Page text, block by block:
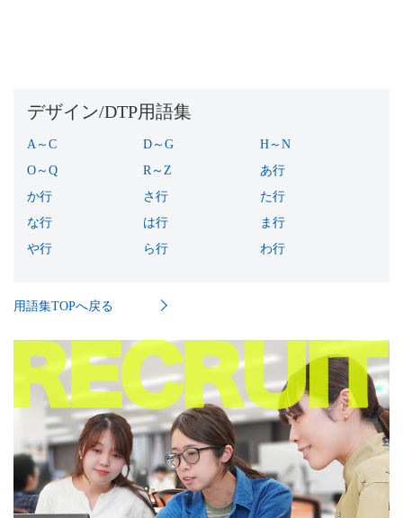
デザイン/DTP用語集
A～C D～G H～N(8)
O～Q
R～Z あ行(40)
か行
さ行 た行(26)
な行
は行 ま行(19)
や行
ら行 わ行(2)
用語集TOPへ戻る